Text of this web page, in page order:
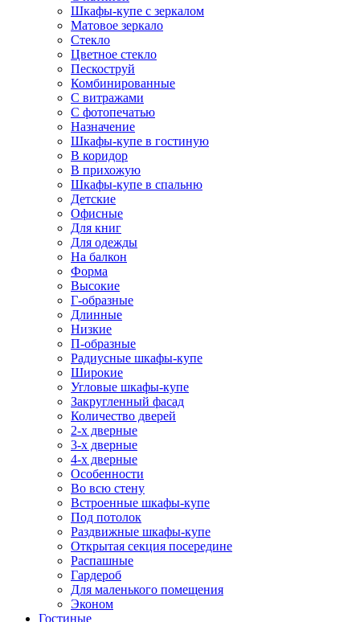
Шкафы-купе с зеркалом
Матовое зеркало
Стекло
Цветное стекло
Пескоструй
Комбинированные
С витражами
С фотопечатью
Назначение
Шкафы-купе в гостиную
В коридор
В прихожую
Шкафы-купе в спальню
Детские
Офисные
Для книг
Для одежды
На балкон
Форма
Высокие
Г-образные
Длинные
Низкие
П-образные
Радиусные шкафы-купе
Широкие
Угловые шкафы-купе
Закругленный фасад
Количество дверей
2-х дверные
3-х дверные
4-х дверные
Особенности
Во всю стену
Встроенные шкафы-купе
Под потолок
Раздвижные шкафы-купе
Открытая секция посередине
Распашные
Гардероб
Для маленького помещения
Эконом
Гостиные